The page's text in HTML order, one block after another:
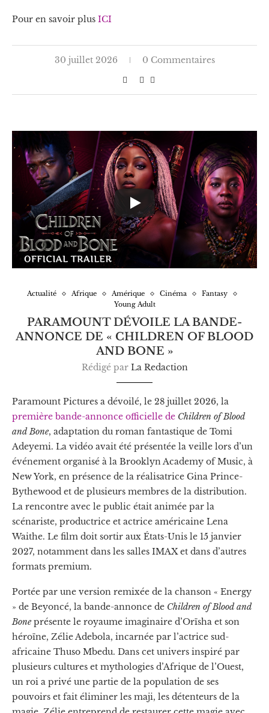
Pour en savoir plus ICI
30 juillet 2026 0 Commentaires
Actualité Afrique Amérique Cinéma
Fantasy
Young Adult
PARAMOUNT DÉVOILE LA BANDE-
ANNONCE DE « CHILDREN OF BLOOD
AND BONE »
Rédigé par La Redaction
Paramount Pictures a dévoilé, le 28 juillet 2026, la
première bande-annonce officielle de Children of Blood
and Bone, adaptation du roman fantastique de Tomi
Adeyemi. La vidéo avait été présentée la veille lors d’un
événement organisé à la Brooklyn Academy of Music, à
New York, en présence de la réalisatrice Gina Prince-
Bythewood et de plusieurs membres de la distribution.
La rencontre avec le public était animée par la
scénariste, productrice et actrice américaine Lena
Waithe. Le film doit sortir aux États-Unis le 15 janvier
2027, notamment dans les salles IMAX et dans d’autres
formats premium.
Portée par une version remixée de la chanson « Energy
» de Beyoncé, la bande-annonce de Children of Blood and
Boneprésente le royaume imaginaire d’Orïsha et son
héroïne, Zélie Adebola, incarnée par l’actrice sud-
africaine Thuso Mbedu. Dans cet univers inspiré par
plusieurs cultures et mythologies d’Afrique de l’Ouest,
un roi a privé une partie de la population de ses
pouvoirs et fait éliminer les maji, les détenteurs de la